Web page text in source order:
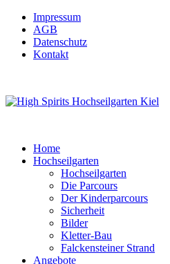
Impressum
AGB
Datenschutz
Kontakt
Home
Hochseilgarten
Hochseilgarten
Die Parcours
Der Kinderparcours
Sicherheit
Bilder
Kletter-Bau
Falckensteiner Strand
Angebote